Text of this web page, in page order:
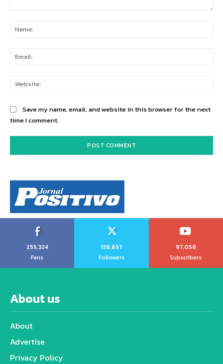
Save my name, email, and website in this browser for the next
time I comment.
255,324
Fans
128,657
Followers
97,058
Subscribers
About us
About
Advertise
Privacy Policy